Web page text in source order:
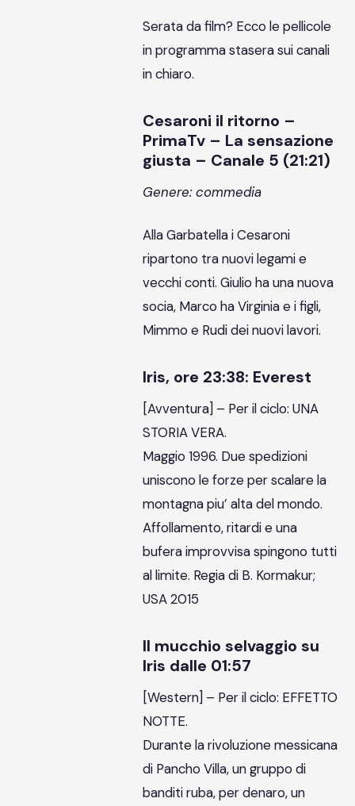
Serata da film? Ecco le pellicole
in programma stasera sui canali
in chiaro.
Cesaroni il ritorno –
PrimaTv – La sensazione
giusta – Canale 5 (21:21)
Genere: commedia
Alla Garbatella i Cesaroni
ripartono tra nuovi legami e
vecchi conti. Giulio ha una nuova
socia, Marco ha Virginia e i figli,
Mimmo e Rudi dei nuovi lavori.
Iris, ore 23:38: Everest
[Avventura] – Per il ciclo: UNA
STORIA VERA.
Maggio 1996. Due spedizioni
uniscono le forze per scalare la
montagna piu’ alta del mondo.
Affollamento, ritardi e una
bufera improvvisa spingono tutti
al limite. Regia di B. Kormakur;
USA 2015
Il mucchio selvaggio su
Iris dalle 01:57
[Western] – Per il ciclo: EFFETTO
NOTTE.
Durante la rivoluzione messicana
di Pancho Villa, un gruppo di
banditi ruba, per denaro, un